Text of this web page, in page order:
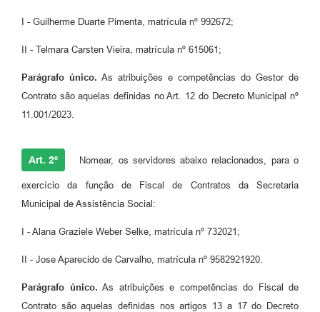
I - Guilherme Duarte Pimenta, matrícula nº 992672;
II - Telmara Carsten Vieira, matrícula nº 615061;
Parágrafo único. As atribuições e competências do Gestor de
Contrato são aquelas definidas no Art. 12 do Decreto Municipal nº
11.001/2023.
Art. 2º Nomear, os servidores abaixo relacionados, para o
exercício da função de Fiscal de Contratos da Secretaria
Municipal de Assistência Social:
I - Alana Graziele Weber Selke, matrícula nº 732021;
II - Jose Aparecido de Carvalho, matrícula nº 9582921920.
Parágrafo único. As atribuições e competências do Fiscal de
Contrato são aquelas definidas nos artigos 13 a 17 do Decreto